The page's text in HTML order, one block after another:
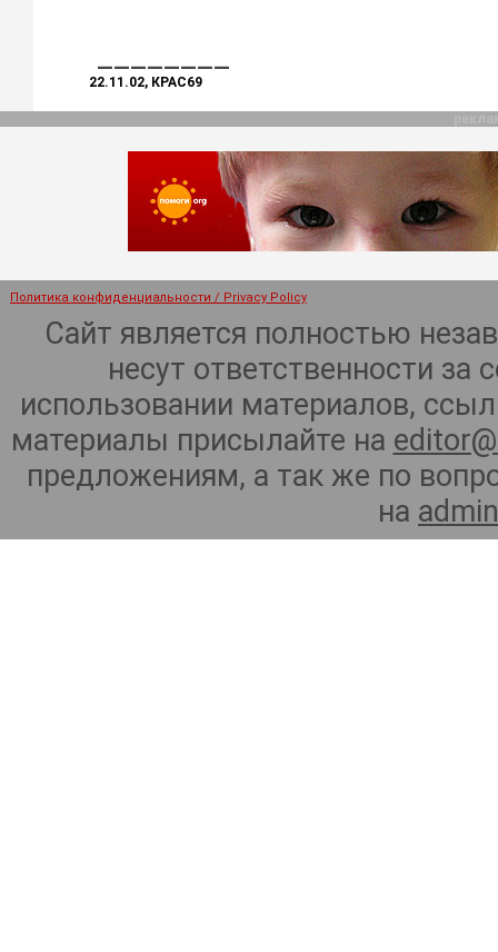
________
22.11.02, КРАС69
Политика конфиденциальности / Privacy Policy
Сайт является полностью
несут ответственности
использовании материалов,
материалы присылайте на
предложениям, а так же по
на